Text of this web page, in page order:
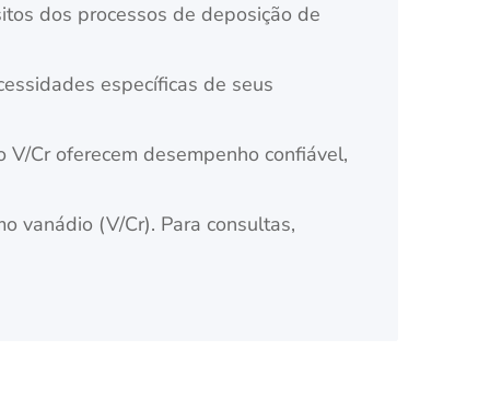
dos processos de deposição de
específicas de seus
Cr oferecem desempenho confiável,
vanádio (V/Cr). Para consultas,